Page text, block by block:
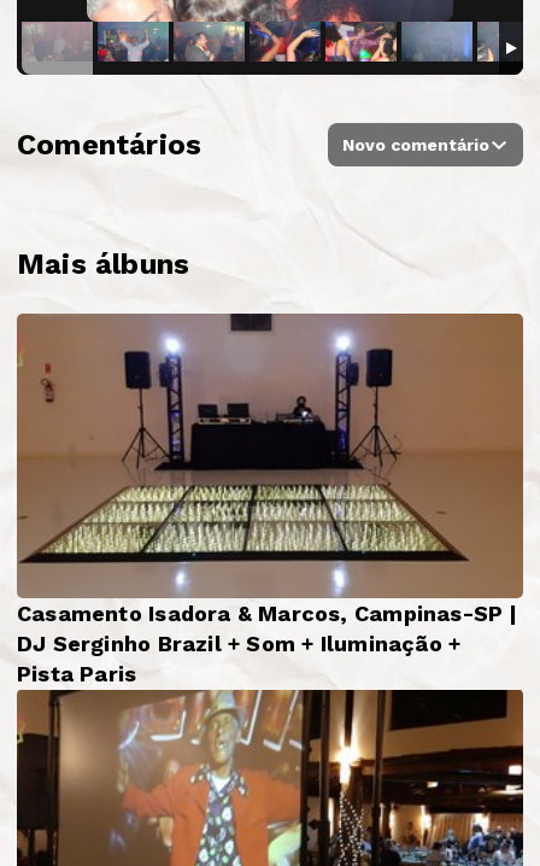
Mais álbuns
Casamento Isadora & Marcos, Campinas-SP |
DJ Serginho Brazil + Som + Iluminação +
Pista Paris
Comentários Novo comentário